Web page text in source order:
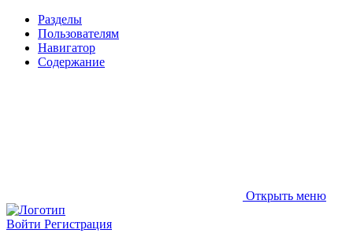
Разделы
Пользователям
Навигатор
Содержание
Открыть меню
Войти Регистрация